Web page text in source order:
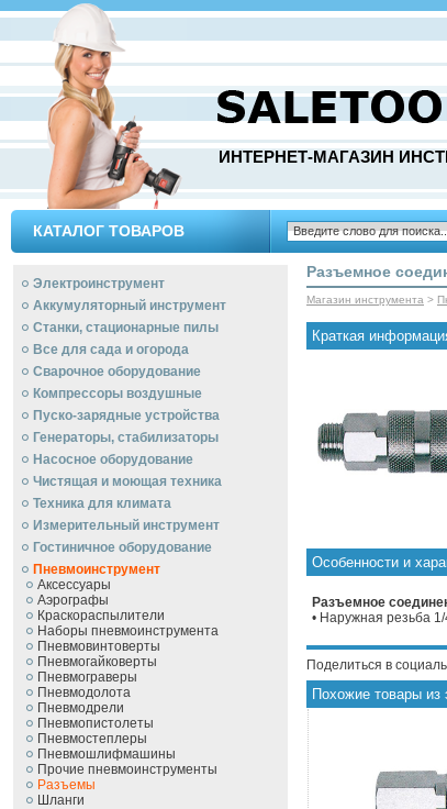
ИНТЕРНЕТ-МАГАЗИН
КАТАЛОГ ТОВАРОВ
Электроинструмент
Аккумуляторный инструмент
Станки, стационарные пилы
Все для сада и огорода
Сварочное оборудование
Компрессоры воздушные
Пуско-зарядные устройства
Генераторы, стабилизаторы
Насосное оборудование
Чистящая и моющая техника
Техника для климата
Измерительный инструмент
Гостиничное оборудование
Пневмоинструмент
Аксессуары
Аэрографы
Краскораспылители
Наборы пневмоинструмента
Пневмовинтоверты
Пневмогайковерты
Пневмограверы
Пневмодолота
Пневмодрели
Пневмопистолеты
Пневмостеплеры
Пневмошлифмашины
Прочие пневмоинструменты
Разъемы
Шланги
Разъемное
Магазин инструмента >
Краткая
Особенности и
Разъемное
• Наружная резьба
Поделиться в
Похожие товары из